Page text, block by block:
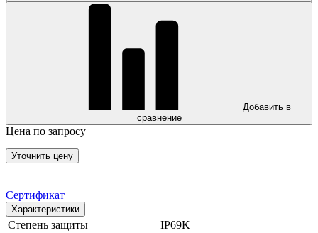
Добавить в
сравнение
Цена по запросу
Уточнить цену
Сертификат
Характеристики
Степень защиты
IP69K